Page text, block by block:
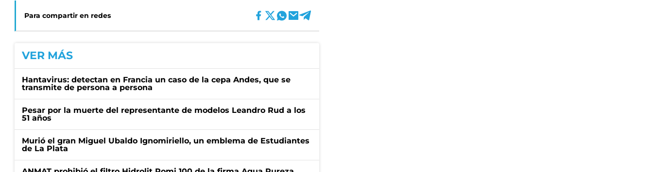
Para compartir en redes
VER MÁS
Hantavirus: detectan en Francia un caso de la cepa Andes, que se
transmite de persona a persona
Pesar por la muerte del representante de modelos Leandro Rud a los
51 años
Murió el gran Miguel Ubaldo Ignomiriello, un emblema de Estudiantes
de La Plata